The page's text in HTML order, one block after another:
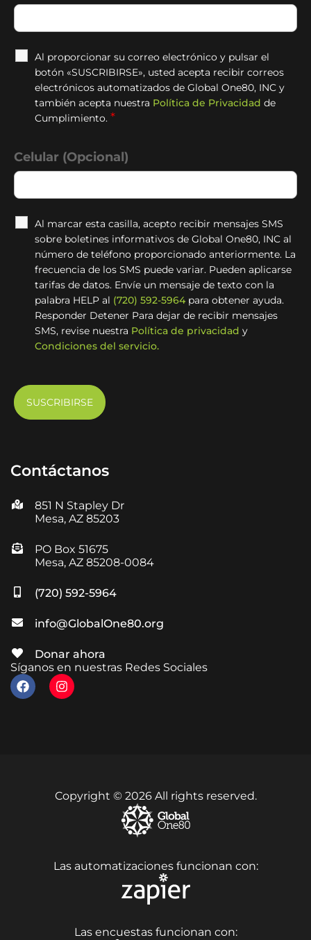
Al proporcionar su correo electrónico y pulsar el
botón «SUSCRIBIRSE», usted acepta recibir correos
electrónicos automatizados de Global One80, INC y
también acepta nuestra Política de Privacidad de
Cumplimiento. *
Celular (Opcional)
Al marcar esta casilla, acepto recibir mensajes SMS
sobre boletines informativos de Global One80, INC al
número de teléfono proporcionado anteriormente. La
frecuencia de los SMS puede variar. Pueden aplicarse
tarifas de datos. Envíe un mensaje de texto con la
palabra HELP al (720) 592-5964 para obtener ayuda.
Responder Detener Para dejar de recibir mensajes
SMS, revise nuestra Política de privacidad y
Condiciones del servicio.
Contáctanos
851 N Stapley Dr
Mesa, AZ 85203
PO Box 51675
Mesa, AZ 85208-0084
(720) 592-5964
info@GlobalOne80.org
Donar ahora
Síganos en nuestras Redes Sociales
Copyright © 2026 All rights reserved.
Las automatizaciones funcionan con:
Las encuestas funcionan con: